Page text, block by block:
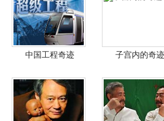
中国工程奇迹 子宫内的奇迹